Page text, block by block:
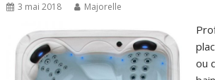
3 mai 2018 Majorelle
ou